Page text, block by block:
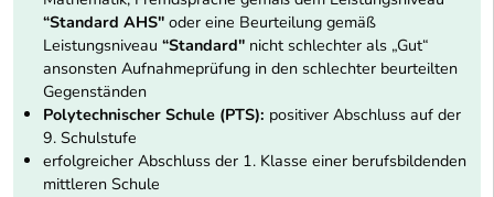
“Standard AHS" oder eine Beurteilung gemäß
Leistungsniveau “Standard" nicht schlechter als „Gut“
ansonsten Aufnahmeprüfung in den schlechter beurteilten
Gegenständen
Polytechnischer Schule (PTS): positiver Abschluss auf der
9. Schulstufe
erfolgreicher Abschluss der 1. Klasse einer berufsbildenden
mittleren Schule